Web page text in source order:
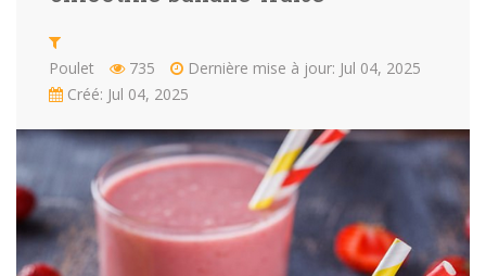
Plat princ… Poisson Porc Poulet
St valenti…
Viande
Recettes
Conseils et astuces
Poulet 735
Dernière mise à jour: Jul 04, 2025
Créé: Jul 04, 2025